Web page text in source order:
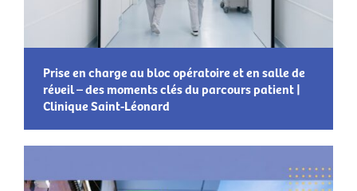
Prise en charge au bloc opératoire et en salle de
réveil – des moments clés du parcours patient |
Clinique Saint-Léonard